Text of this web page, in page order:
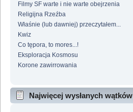
Filmy SF warte i nie warte obejrzenia
Religijna Rzeźba
Właśnie (lub dawniej) przeczytałem...
Kwiz
Co tępora, to mores...!
Eksploracja Kosmosu
Korone zawirrowania
Najwięcej wysłanych wątków